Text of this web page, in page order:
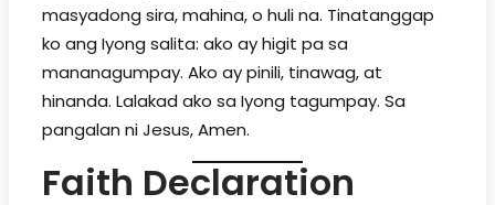
masyadong sira, mahina, o huli na. Tinatanggap
ko ang Iyong salita: ako ay higit pa sa
mananagumpay. Ako ay pinili, tinawag, at
hinanda. Lalakad ako sa Iyong tagumpay. Sa
pangalan ni Jesus, Amen.
Faith Declaration